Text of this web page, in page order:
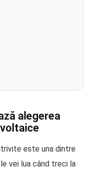
alegerea
este una dintre
vei lua când treci la